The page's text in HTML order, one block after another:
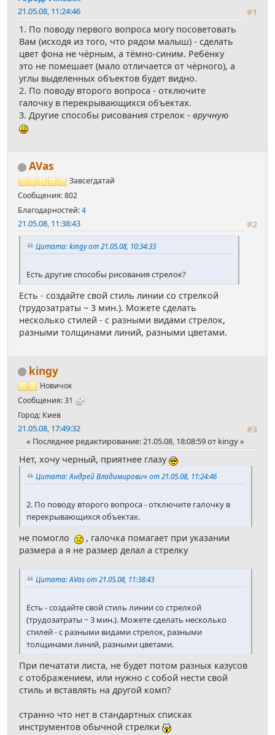
#1
21.05.08, 11:24:46
1. По поводу первого вопроса могу посоветовать
Вам (исходя из того, что рядом малыш) - сделать
цвет фона не чёрным, а тёмно-синим. Ребёнку
это не помешает (мало отличается от чёрного), а
углы выделенных объектов будет видно.
2. По поводу второго вопроса - отключите
галочку в перекрывающихся объектах.
3. Другие способы рисования стрелок - вручную
AVas
Завсегдатай
Сообщения: 802
Благодарностей:4
#2
21.05.08, 11:38:43
Цитата: kingy от 21.05.08, 10:34:33
Есть другие способы рисования стрелок?
Есть - создайте свой стиль линии со стрелкой
(трудозатраты ~ 3 мин.). Можете сделать
несколько стилей - с разными видами стрелок,
разными толщинами линий, разными цветами.
kingy
Новичок
Сообщения: 31
Город: Киев
#3
21.05.08, 17:49:32
Последнее редактирование: 21.05.08, 18:08:59 от kingy
Нет, хочу черный, приятнее глазу
Цитата: Андрей Владимирович от 21.05.08, 11:24:46
2. По поводу второго вопроса - отключите галочку в
перекрывающихся объектах.
не помогло
, галочка помагает при указании
размера а я не размер делал а стрелку
Цитата: AVas от 21.05.08, 11:38:43
Есть - создайте свой стиль линии со стрелкой
(трудозатраты ~ 3 мин.). Можете сделать несколько
стилей - с разными видами стрелок, разными
толщинами линий, разными цветами.
При печатати листа, не будет потом разных казусов
с отображением, или нужно с собой нести свой
стиль и вставлять на другой комп?
странно что нет в стандартных списках
инструментов обычной стрелки